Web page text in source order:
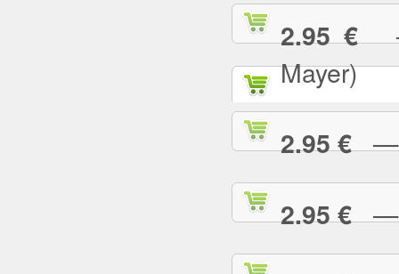
2.95 €—
Mayer)
2.95 €—
2.95 €—